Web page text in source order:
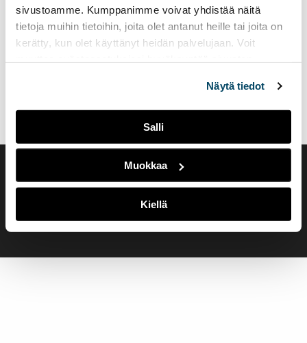
sivustoamme. Kumppanimme voivat yhdistää näitä
tietoja muihin tietoihin, joita olet antanut heille tai joita on
kerätty, kun olet käyttänyt heidän palvelujaan. Voit
Näytä tiedot
Salli
Muokkaa
Kiellä
Evästeasetukset